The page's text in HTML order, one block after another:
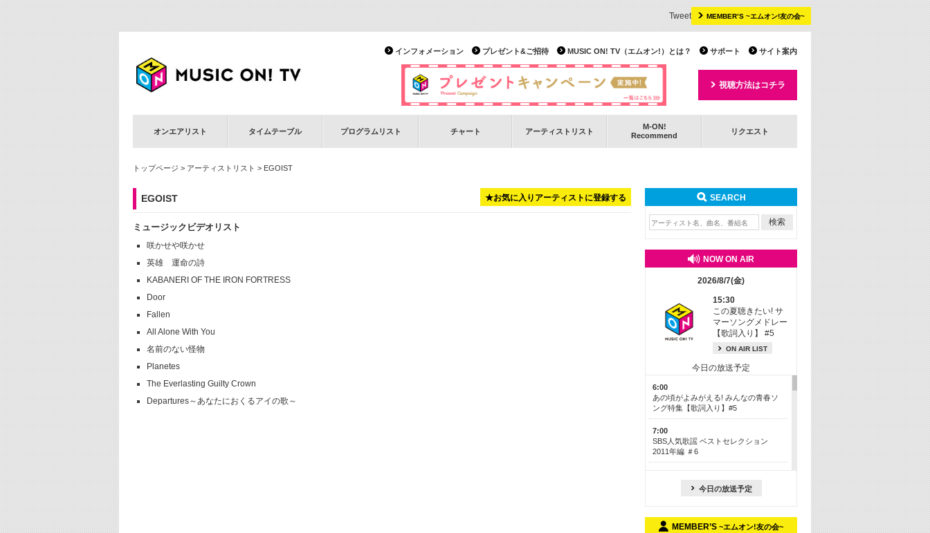
MEMBER’S ~エムオン!友の会~
Tweet
サイト案内
サポート
MUSIC ON! TV（エムオン!）とは？
プレゼント&ご招待
インフォメーション
視聴方法はコチラ
オンエアリスト タイムテーブル プログラムリスト チャート アーティストリスト
M-ON!
Recommend
リクエスト
トップページ > アーティストリスト > EGOIST
★お気に入りアーティストに登録する
EGOIST
ミュージックビデオリスト
咲かせや咲かせ
英雄 運命の詩
KABANERI OF THE IRON FORTRESS
Door
Fallen
All Alone With You
名前のない怪物
Planetes
The Everlasting Guilty Crown
Departures～あなたにおくるアイの歌～
SEARCH
NOW ON AIR
2026/8/7(金)
15:30
この夏聴きたい! サ
マーソングメドレー
【歌詞入り】 #5
ON AIR LIST
今日の放送予定
6:00
あの頃がよみがえる! みんなの青春ソ
ング特集【歌詞入り】#5
7:00
SBS人気歌謡 ベストセレクション
2011年編 ＃6
今も昔も愛される鉄板カラオケメドレ
ー【歌詞入り】 一挙5時間！
13:30
Apple Music カウントダウン 20
今日の放送予定
MEMBER’S ~エムオン!友の会~